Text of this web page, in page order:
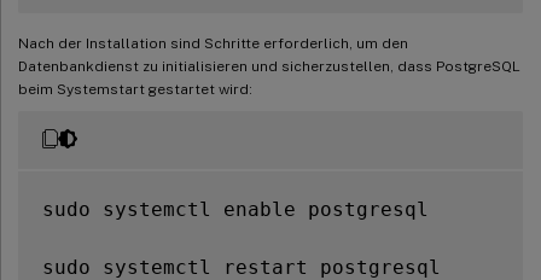
Nach der Installation sind Schritte erforderlich, um den
Datenbankdienst zu initialisieren und sicherzustellen, dass PostgreSQL
beim Systemstart gestartet wird:
sudo systemctl enable postgresql
sudo systemctl restart postgresql